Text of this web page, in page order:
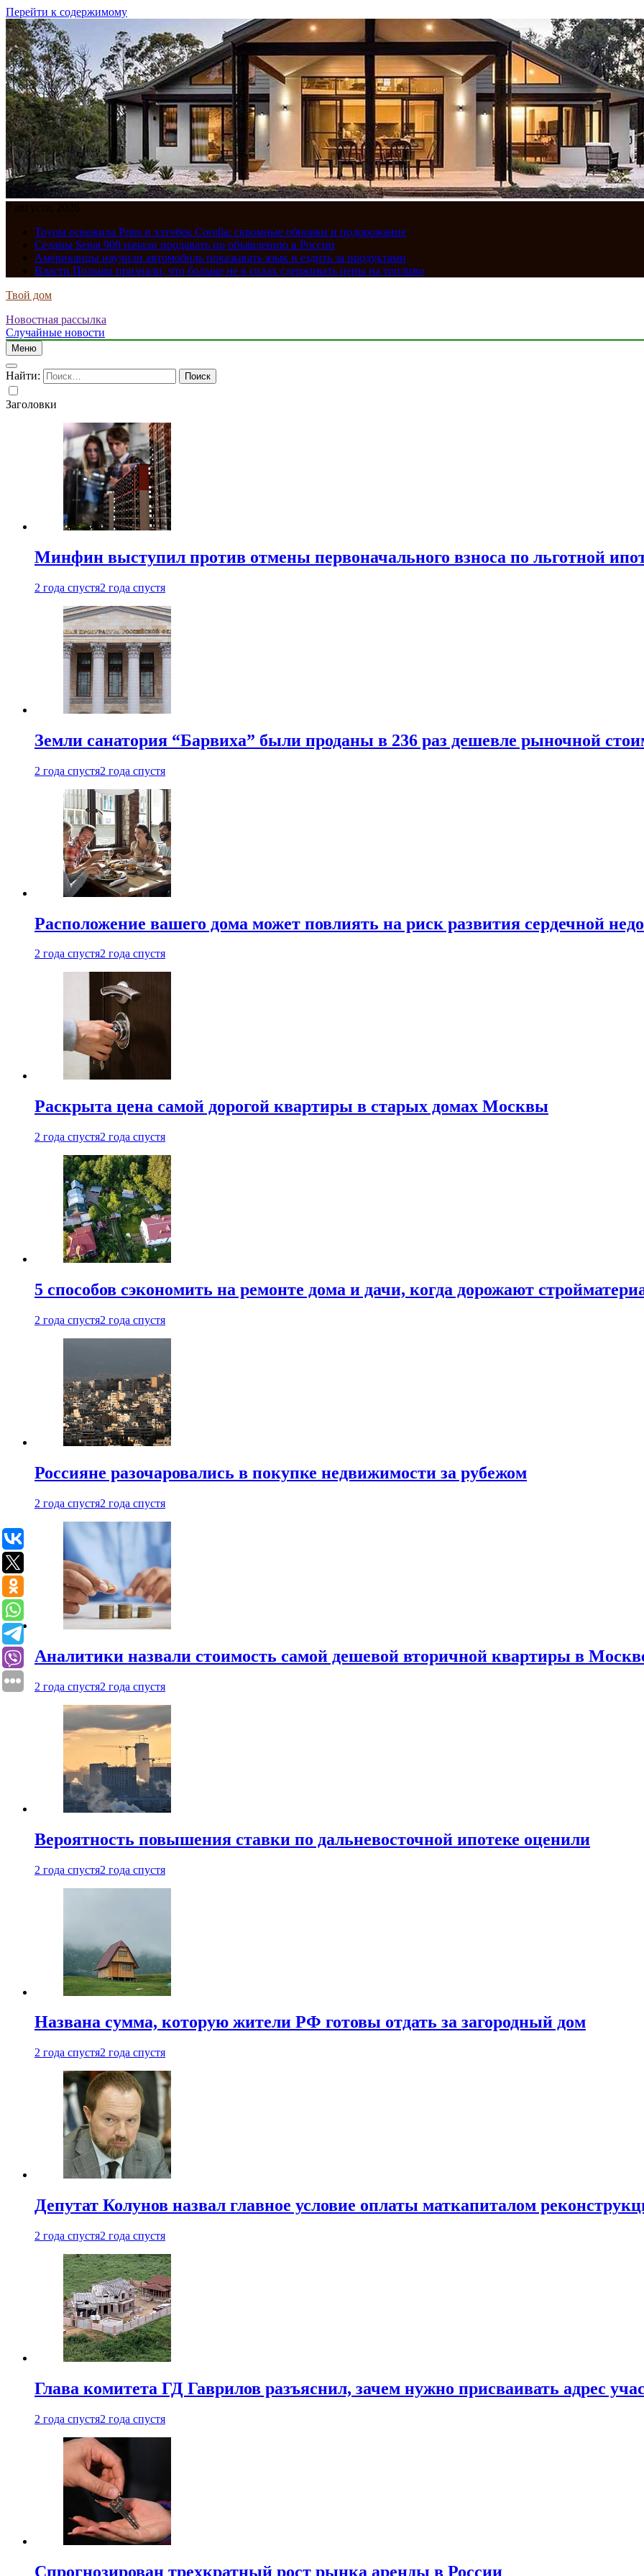
Перейти к содержимому
7 августа, 2026
Toyota освежила Prius и хэтчбек Corolla: скромные обновки и подорожание
Седаны Senat 900 начали продавать по объявлению в России
Американцы научили автомобиль показывать язык и ездить за продуктами
Власти Польши признали, что больше не в силах сдерживать цены на топливо
Твой дом
Новостная рассылка
Случайные новости
Меню
Найти:
Заголовки
Минфин выступил против отмены первоначального взноса по льготной
2 года спустя2 года спустя
Земли санатория “Барвиха” были проданы в 236 раз дешевле рыночной
2 года спустя2 года спустя
Расположение вашего дома может повлиять на риск развития сердечной
2 года спустя2 года спустя
Раскрыта цена самой дорогой квартиры в старых домах Москвы
2 года спустя2 года спустя
5 способов сэкономить на ремонте дома и дачи, когда дорожают
2 года спустя2 года спустя
Россияне разочаровались в покупке недвижимости за рубежом
2 года спустя2 года спустя
Аналитики назвали стоимость самой дешевой вторичной квартиры в
2 года спустя2 года спустя
Вероятность повышения ставки по дальневосточной ипотеке оценили
2 года спустя2 года спустя
Названа сумма, которую жители РФ готовы отдать за загородный дом
2 года спустя2 года спустя
Депутат Колунов назвал главное условие оплаты маткапиталом
2 года спустя2 года спустя
Глава комитета ГД Гаврилов разъяснил, зачем нужно присваивать адрес
2 года спустя2 года спустя
Спрогнозирован трехкратный рост рынка аренды в России